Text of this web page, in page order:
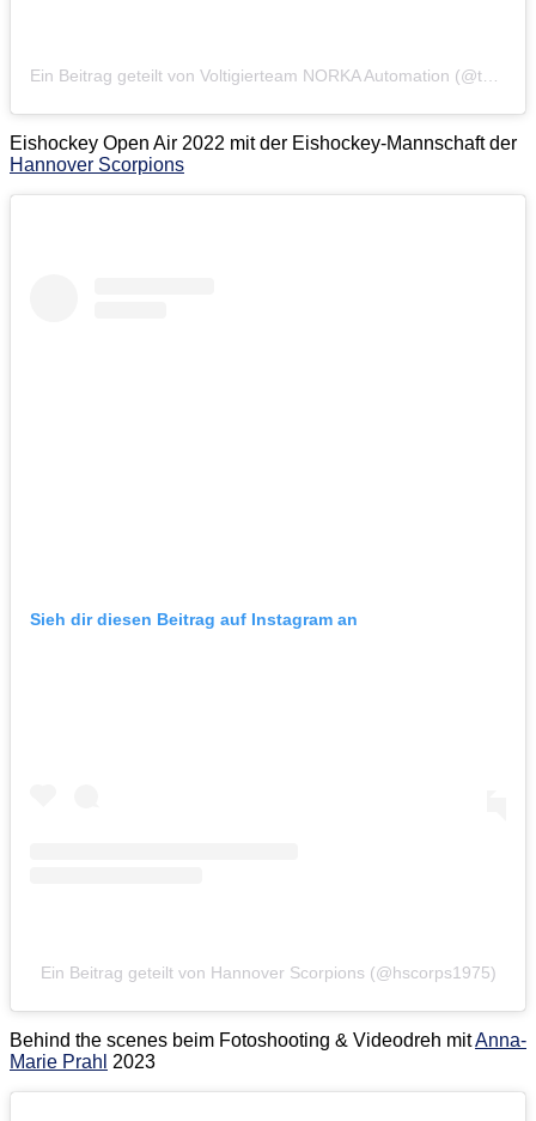
Eishockey Open Air 2022 mit der Eishockey-Mannschaft der
Hannover Scorpions
Sieh dir diesen Beitrag auf Instagram an
Ein Beitrag geteilt von Hannover Scorpions (@hscorps1975)
Behind the scenes beim Fotoshooting & Videodreh mitAnna-
Marie Prahl 2023